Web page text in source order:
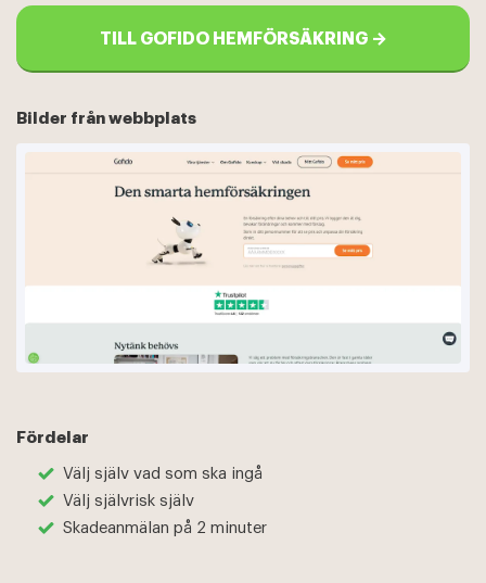
TILL GOFIDO HEMFÖRSÄKRING →
Bilder från webbplats
Fördelar
Välj själv vad som ska ingå
Välj självrisk själv
Skadeanmälan på 2 minuter